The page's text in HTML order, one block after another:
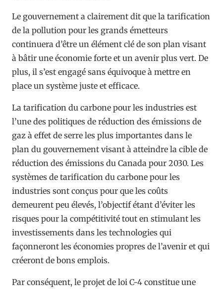
Le gouvernement a clairement dit que la tarification
de la pollution pour les grands émetteurs
continuera d’être un élément clé de son plan visant
à bâtir une économie forte et un avenir plus vert. De
plus, il s’est engagé sans équivoque à mettre en
place un système juste et efficace.
La tarification du carbone pour les industries est
l’une des politiques de réduction des émissions de
gaz à effet de serre les plus importantes dans le
plan du gouvernement visant à atteindre la cible de
réduction des émissions du Canada pour 2030. Les
systèmes de tarification du carbone pour les
industries sont conçus pour que les coûts
demeurent peu élevés, l’objectif étant d’éviter les
risques pour la compétitivité tout en stimulant les
investissements dans les technologies qui
façonneront les économies propres de l’avenir et qui
créeront de bons emplois.
Par conséquent, le projet de loi C-4 constitue une